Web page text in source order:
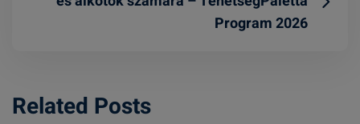
Program 2026
Related Posts